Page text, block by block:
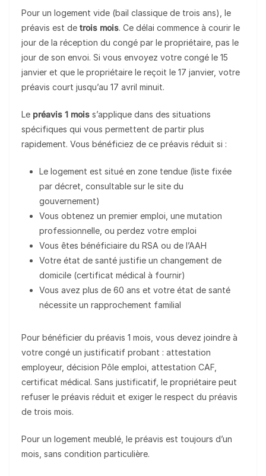
Pour un logement vide (bail classique de trois ans), le
préavis est de trois mois. Ce délai commence à courir le
jour de la réception du congé par le propriétaire, pas le
jour de son envoi. Si vous envoyez votre congé le 15
janvier et que le propriétaire le reçoit le 17 janvier, votre
préavis court jusqu’au 17 avril minuit.
Le préavis 1 mois s’applique dans des situations
spécifiques qui vous permettent de partir plus
rapidement. Vous bénéficiez de ce préavis réduit si :
Le logement est situé en zone tendue (liste fixée
par décret, consultable sur le site du
gouvernement)
Vous obtenez un premier emploi, une mutation
professionnelle, ou perdez votre emploi
Vous êtes bénéficiaire du RSA ou de l’AAH
Votre état de santé justifie un changement de
domicile (certificat médical à fournir)
Vous avez plus de 60 ans et votre état de santé
nécessite un rapprochement familial
Pour bénéficier du préavis 1 mois, vous devez joindre à
votre congé un justificatif probant : attestation
employeur, décision Pôle emploi, attestation CAF,
certificat médical. Sans justificatif, le propriétaire peut
refuser le préavis réduit et exiger le respect du préavis
de trois mois.
Pour un logement meublé, le préavis est toujours d’un
mois, sans condition particulière.